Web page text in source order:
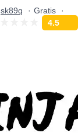
sk89q
Gratis
4.5